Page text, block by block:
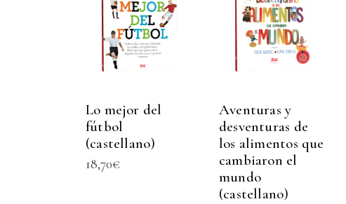
Lo mejor del
fútbol
(castellano)
18,70€
Aventuras y
desventuras de
los alimentos que
cambiaron el
mundo
(castellano)